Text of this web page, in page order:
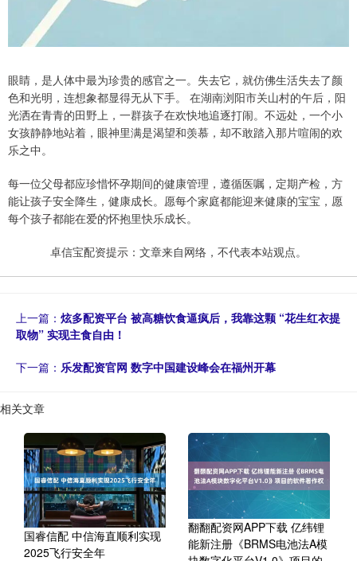
眼睛，是人体中最为珍贵的感官之一。失去它，就仿佛生活失去了颜
色和光明，连想象都显得无从下手。 在湖南浏阳市关山村的午后，阳
光洒在青青的田野上，一群孩子在欢快地追逐打闹。不远处，一个小
女孩静静地站着，眼神里满是渴望和羡慕，却不敢踏入那片喧闹的欢
乐之中。
每一位父母都应珍惜怀孕期间的健康管理，遵循医嘱，定期产检，方
能让孩子安全降生，健康成长。愿每个家庭都能迎来健康的宝宝，愿
每个孩子都能在爱的怀抱里快乐成长。
卓信宝配资提示：文章来自网络，不代表本站观点。
上一篇： 炫多配资平台 被高糖饮食逼疯后，我靠这颗 “花生红衣提
取物” 实现主食自由！
下一篇： 乐发配资官网 数字中国建设峰会在福州开幕
相关文章
国睿信配 中信海直顺利实现
2025飞行安全年
翻翻配资网APP下载 亿纬锂
能新注册《BRMS电池法A模